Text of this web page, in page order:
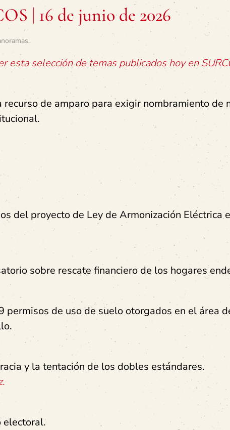
| 16 de junio de 2026
.
esta selección de temas publicados hoy en
recurso de amparo para exigir nombramiento de
del proyecto de Ley de Armonización Eléctrica
sobre rescate financiero de los hogares
permisos de uso de suelo otorgados en el área
y la tentación de los dobles estándares.
electoral.